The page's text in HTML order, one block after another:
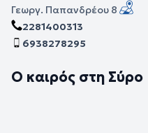
Γεωργ. Παπανδρέου 8
2281400313
6938278295
Ο καιρός στη Σύρο